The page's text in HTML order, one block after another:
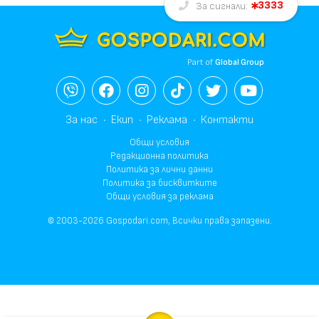
За сигнали: 3333
Part ofGlobal Group
За нас Екип Реклама Контакти
Общи условия
Редакционна политика
Политика за лични данни
Политика за бисквитките
Общи условия за реклама
© 2003-2026 Gospodari.com, Всички права запазени.